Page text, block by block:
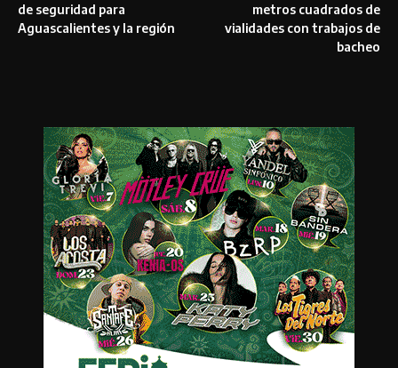
de seguridad para
Aguascalientes y la región
metros cuadrados de
vialidades con trabajos de
bacheo